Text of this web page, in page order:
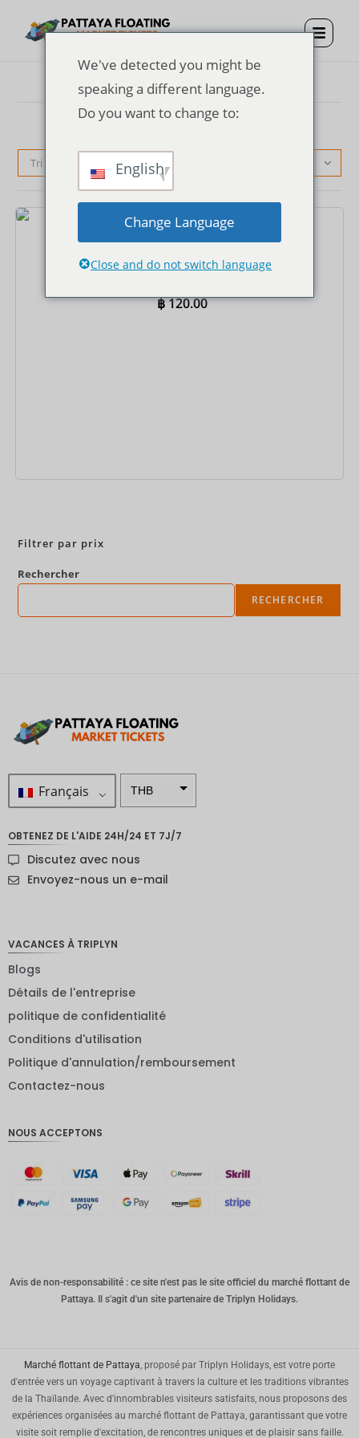
Tri par défaut
Billets
Billet d'entrée au marché flottant de Pattaya
฿120.00
Filtrer par prix
Rechercher
RECHERCHER
Français THB
NZD
INR
IDR
MYR
SGD
USD
OBTENEZ DE L'AIDE 24H/24 ET 7J/7
Discutez avec nous
Envoyez-nous un e-mail
VACANCES À TRIPLYN
Blogs
Détails de l'entreprise
politique de confidentialité
Conditions d'utilisation
Politique d'annulation/remboursement
Contactez-nous
NOUS ACCEPTONS
Avis de non-responsabilité : ce site n'est pas le site officiel du marché flottant de
Pattaya. Il s'agit d'un site partenaire de Triplyn Holidays.
Marché flottant de Pattaya , proposé par Triplyn Holidays, est votre porte
d'entrée vers un voyage captivant à travers la culture et les traditions vibrantes
de la Thaïlande. Avec d'innombrables visiteurs satisfaits, nous proposons des
expériences organisées au marché flottant de Pattaya, garantissant que votre
visite soit remplie d'excitation, de rencontres uniques et de plaisir sans faille.
We've detected you might be
speaking a different language.
Do you want to change to:
English
Change Language
Close and do not switch language